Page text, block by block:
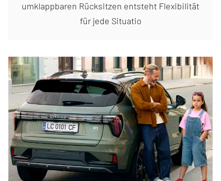
umklappbaren Rücksitzen entsteht Flexibilität
für jede Situatio